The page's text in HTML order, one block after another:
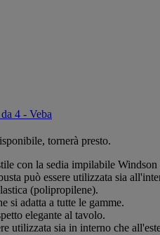
4 - Veba
tornerà presto.
con la sedia impilabile
può essere utilizzata sia
(polipropilene).
si adatta a tutte le gamme.
elegante al tavolo.
utilizzata sia in interno che